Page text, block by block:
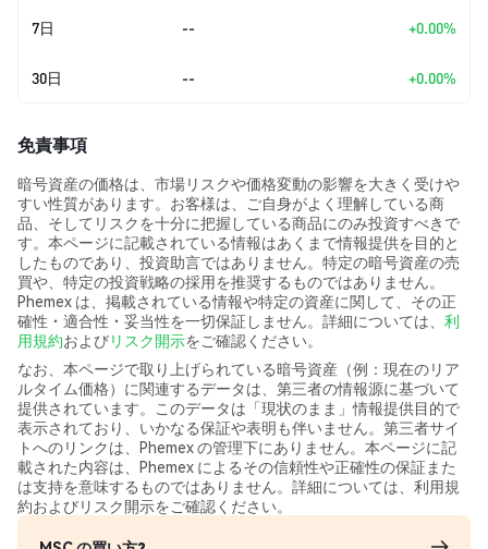
7日 -- +0.00%
30日 -- +0.00%
免責事項
暗号資産の価格は、市場リスクや価格変動の影響を大きく受けや
すい性質があります。お客様は、ご自身がよく理解している商
品、そしてリスクを十分に把握している商品にのみ投資すべきで
す。本ページに記載されている情報はあくまで情報提供を目的と
したものであり、投資助言ではありません。特定の暗号資産の売
買や、特定の投資戦略の採用を推奨するものではありません。
Phemex は、掲載されている情報や特定の資産に関して、その正
確性・適合性・妥当性を一切保証しません。詳細については、 利
用規約およびリスク開示をご確認ください。
なお、本ページで取り上げられている暗号資産（例：現在のリア
ルタイム価格）に関連するデータは、第三者の情報源に基づいて
提供されています。このデータは「現状のまま」情報提供目的で
表示されており、いかなる保証や表明も伴いません。第三者サイ
トへのリンクは、Phemex の管理下にありません。本ページに記
載された内容は、Phemex によるその信頼性や正確性の保証また
は支持を意味するものではありません。詳細については、利用規
約およびリスク開示をご確認ください。